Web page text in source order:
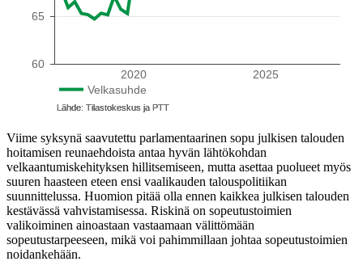
Viime syksynä saavutettu parlamentaarinen sopu julkisen talouden
hoitamisen reunaehdoista antaa hyvän lähtökohdan
velkaantumiskehityksen hillitsemiseen, mutta asettaa puolueet myös
suuren haasteen eteen ensi vaalikauden talouspolitiikan
suunnittelussa. Huomion pitää olla ennen kaikkea julkisen talouden
kestävässä vahvistamisessa. Riskinä on sopeutustoimien
valikoiminen ainoastaan vastaamaan välittömään
sopeutustarpeeseen, mikä voi pahimmillaan johtaa sopeutustoimien
noidankehään.